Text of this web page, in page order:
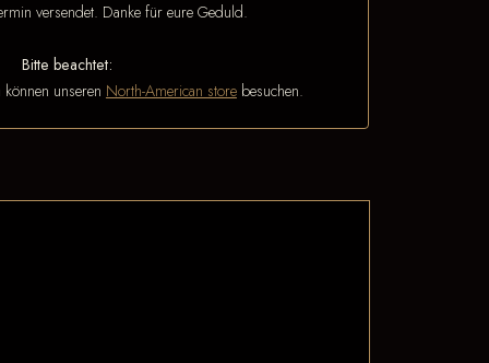
versendet. Danke für eure Geduld.
Bitte beachtet:
unseren North-American storebesuchen.